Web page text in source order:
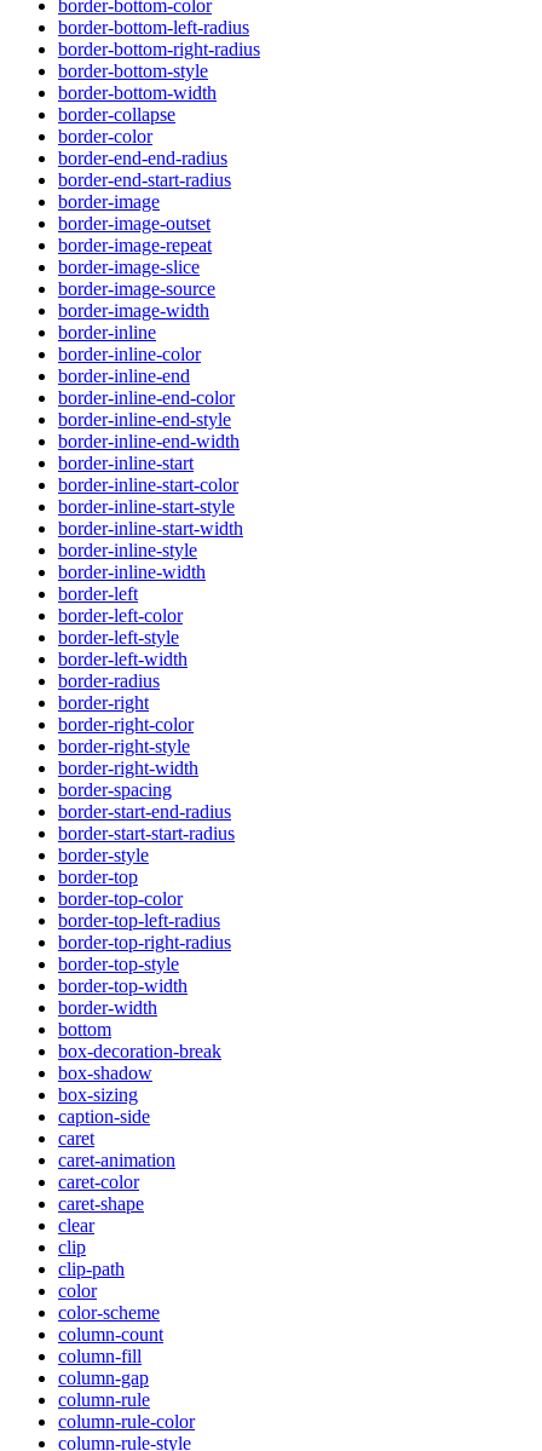
border-bottom-color
border-bottom-left-radius
border-bottom-right-radius
border-bottom-style
border-bottom-width
border-collapse
border-color
border-end-end-radius
border-end-start-radius
border-image
border-image-outset
border-image-repeat
border-image-slice
border-image-source
border-image-width
border-inline
border-inline-color
border-inline-end
border-inline-end-color
border-inline-end-style
border-inline-end-width
border-inline-start
border-inline-start-color
border-inline-start-style
border-inline-start-width
border-inline-style
border-inline-width
border-left
border-left-color
border-left-style
border-left-width
border-radius
border-right
border-right-color
border-right-style
border-right-width
border-spacing
border-start-end-radius
border-start-start-radius
border-style
border-top
border-top-color
border-top-left-radius
border-top-right-radius
border-top-style
border-top-width
border-width
bottom
box-decoration-break
box-shadow
box-sizing
caption-side
caret
caret-animation
caret-color
caret-shape
clear
clip
clip-path
color
color-scheme
column-count
column-fill
column-gap
column-rule
column-rule-color
column-rule-style